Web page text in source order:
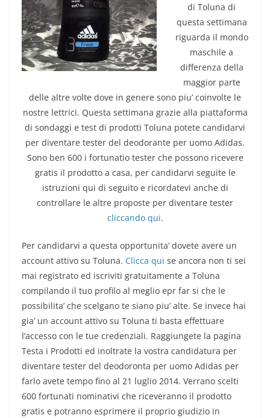
di Toluna di
questa settimana
riguarda il mondo
maschile a
differenza della
maggior parte
delle altre volte dove in genere sono piu’ coinvolte le
nostre lettrici. Questa settimana grazie alla piattaforma
di sondaggi e test di prodotti Toluna potete candidarvi
per diventare tester del deodorante per uomo Adidas.
Sono ben 600 i fortunatio tester che possono ricevere
gratis il prodotto a casa, per candidarvi seguite le
istruzioni qui di seguito e ricordatevi anche di
controllare le altre proposte per diventare tester
cliccando qui.
Per candidarvi a questa opportunita’ dovete avere un
account attivo su Toluna. Clicca qui se ancora non ti sei
mai registrato ed iscriviti gratuitamente a Toluna
compilando il tuo profilo al meglio epr far si che le
possibilita’ che scelgano te siano piu’ alte. Se invece hai
gia’ un account attivo su Toluna ti basta effettuare
l’accesso con le tue credenziali. Raggiungete la pagina
Testa i Prodotti ed inoltrate la vostra candidatura per
diventare tester del deodoronta per uomo Adidas per
farlo avete tempo fino al 21 luglio 2014. Verrano scelti
600 fortunati nominativi che riceveranno il prodotto
gratis e potranno esprimere il proprio giudizio in